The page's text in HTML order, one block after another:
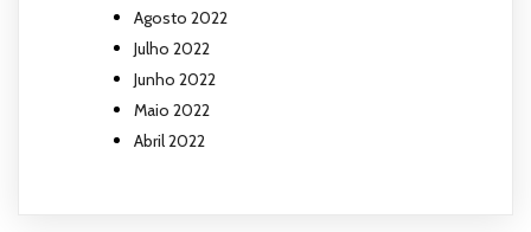
Agosto 2022
Julho 2022
Junho 2022
Maio 2022
Abril 2022